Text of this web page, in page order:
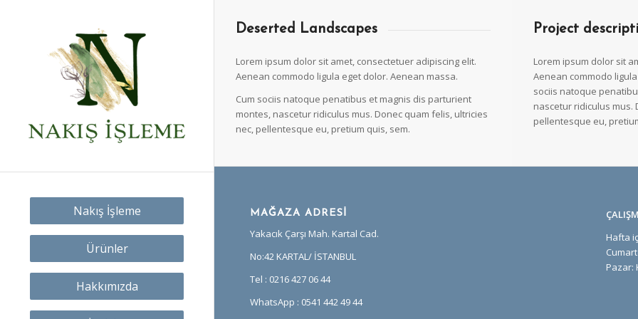
Nakış İşleme
Ürünler
Hakkımızda
Deserted Landscapes
Lorem ipsum dolor sit amet, consectetuer adipiscing elit.
Aenean commodo ligula eget dolor. Aenean massa.
Cum sociis natoque penatibus et magnis dis parturient
montes, nascetur ridiculus mus. Donec quam felis, ultricies
nec, pellentesque eu, pretium quis, sem.
Project
Lorem ipsum dolor sit
Aenean commodo
sociis natoque
nascetur ridiculus mus.
pellentesque eu,
MAĞAZA ADRESİ
Yakacık Çarşı Mah. Kartal Cad.
No:42 KARTAL/ İSTANBUL
Tel : 0216 427 06 44
WhatsApp : 0541 442 49 44
Hafta
Pazar: